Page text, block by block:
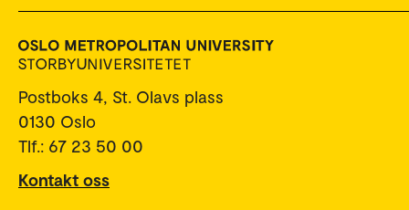
Postboks 4, St. Olavs plass
0130 Oslo
Tlf.: 67 23 50 00
Kontakt oss